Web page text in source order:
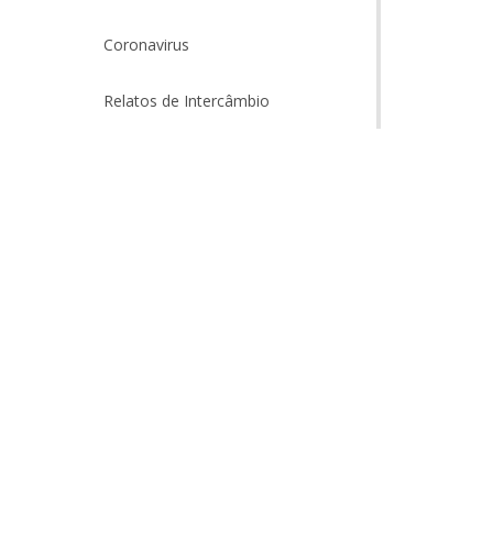
Coronavirus
Relatos de Intercâmbio